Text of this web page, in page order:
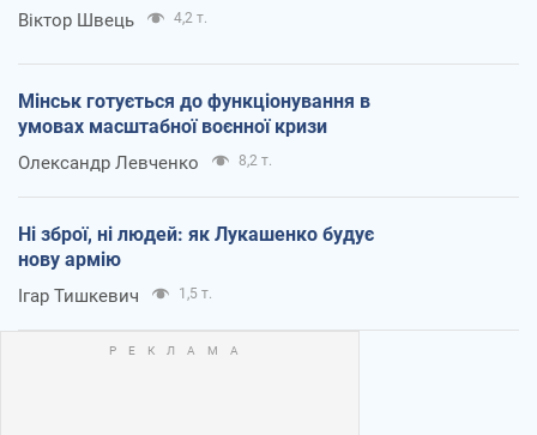
Віктор Швець 4,2 т.
Мінськ готується до функціонування в
умовах масштабної воєнної кризи
Олександр Левченко 8,2 т.
Ні зброї, ні людей: як Лукашенко будує
нову армію
Ігар Тишкевич 1,5 т.